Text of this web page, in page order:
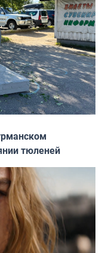
тюленей